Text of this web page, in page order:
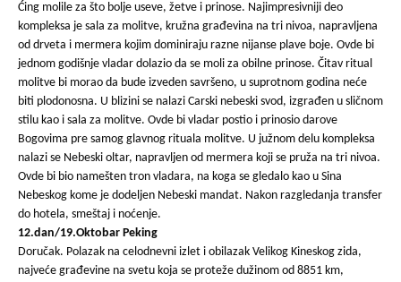
Ćing molile za što bolje useve, žetve i prinose. Najimpresivniji deo
kompleksa je sala za molitve, kružna građevina na tri nivoa, napravljena
od drveta i mermera kojim dominiraju razne nijanse plave boje. Ovde bi
jednom godišnje vladar dolazio da se moli za obilne prinose. Čitav ritual
molitve bi morao da bude izveden savršeno, u suprotnom godina neće
biti plodonosna. U blizini se nalazi Carski nebeski svod, izgrađen u sličnom
stilu kao i sala za molitve. Ovde bi vladar postio i prinosio darove
Bogovima pre samog glavnog rituala molitve. U južnom delu kompleksa
nalazi se Nebeski oltar, napravljen od mermera koji se pruža na tri nivoa.
Ovde bi bio namešten tron vladara, na koga se gledalo kao u Sina
Nebeskog kome je dodeljen Nebeski mandat. Nakon razgledanja transfer
do hotela, smeštaj i noćenje.
12.dan/19.Oktobar Peking
Doručak. Polazak na celodnevni izlet i obilazak Velikog Kineskog zida,
najveće građevine na svetu koja se proteže dužinom od 8851 km,